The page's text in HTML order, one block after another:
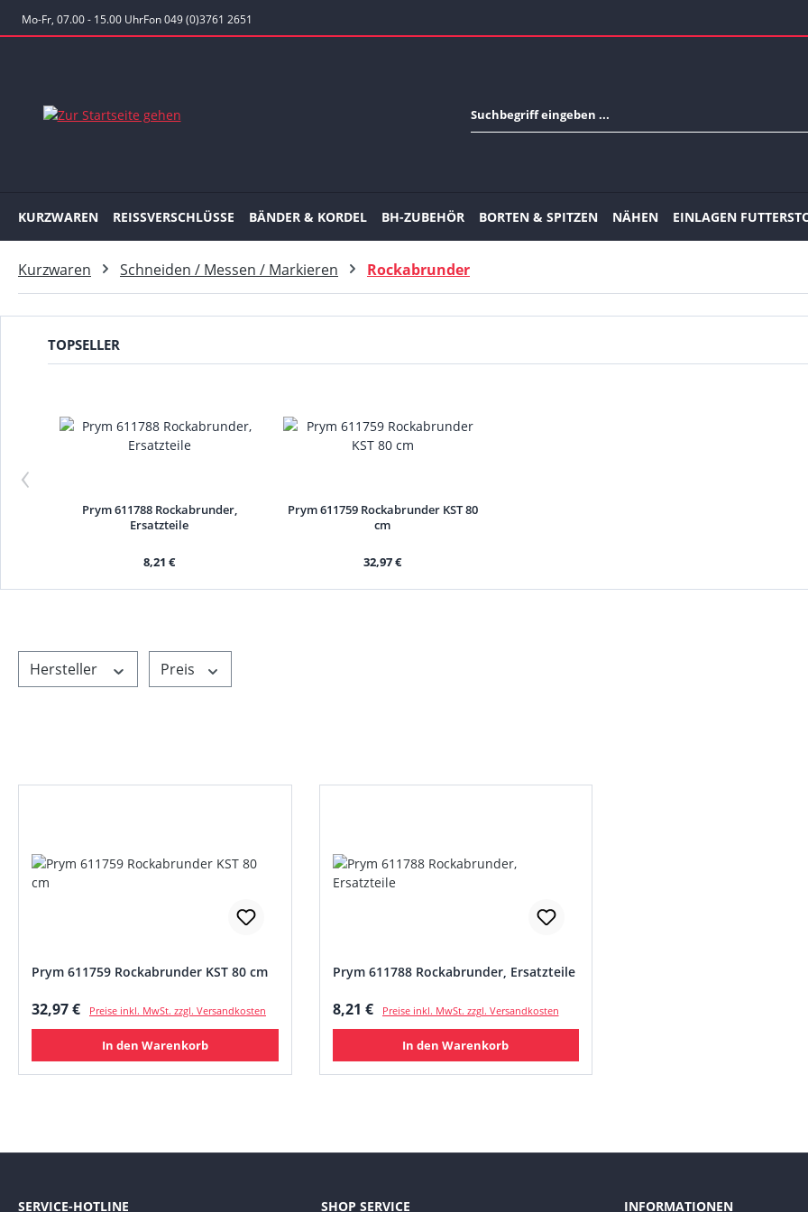
Hauptinhalt springen
Zur Suche springen
Zur Hauptnavigation springen
Mo-Fr, 07.00 - 15.00 UhrFon 049 (0)3761 2651
KURZWAREN REISSVERSCHLÜSSE BÄNDER & KORDEL BH-ZUBEHÖR BORTEN & SPITZEN NÄHEN EINLAGEN
Kurzwaren Schneiden / Messen / Markieren Rockabrunder
TOPSELLER
‹
Prym 611788 Rockabrunder,
Ersatzteile
8,21 €
Prym 611759 Rockabrunder KST 80
cm
32,97 €
Hersteller Preis
Prym 611759 Rockabrunder KST 80 cm
Regulärer Preis:
32,97 € Preise inkl. MwSt. zzgl. Versandkosten
In den Warenkorb
Prym 611788 Rockabrunder, Ersatzteile
Regulärer Preis:
8,21 € Preise inkl. MwSt. zzgl. Versandkosten
In den Warenkorb
SERVICE-HOTLINE SHOP SERVICE INFORMATIONEN